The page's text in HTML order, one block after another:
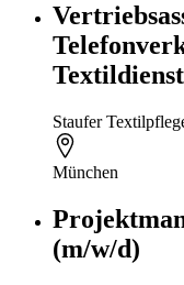
Staufer
München
(m/w/d)